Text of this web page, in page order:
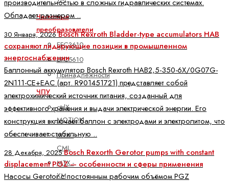
Частотные
преобразователи
EFC3610
EFC5610
Принадлежности
ЧПУ
ctrlX
MOTION
MTX -
CML
MTX -
XM
производительностью в сложных гидравлических системах.
Обладает размером ..
30 Января, 2026Bosch Rexroth Bladder-type accumulators HAB
сохраняют лидирующие позиции в промышленном
энергоснабжении
Баллонный аккумулятор Bosch Rexroth HAB2,5-350-6X/0G07G-
2N111-CE+EAC (арт. R901451721) представляет собой
электрохимический источник питания, созданный для
эффективного хранения и выдачи электрической энергии. Его
конструкция включает баллон с электродами и электролитом, что
обеспечивает стабильную ..
28 Декабря, 2025Bosch Rexorth Gerotor pumps with constant
displacement PGZ — особенности и сферы применения
Насосы Gerotor с постоянным рабочим объёмом PGZ